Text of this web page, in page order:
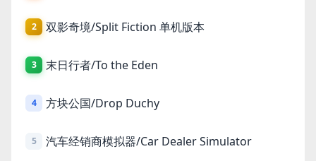
2 双影奇境/Split Fiction 单机版本
3 末日行者/To the Eden
4 方块公国/Drop Duchy
5 汽车经销商模拟器/Car Dealer Simulator